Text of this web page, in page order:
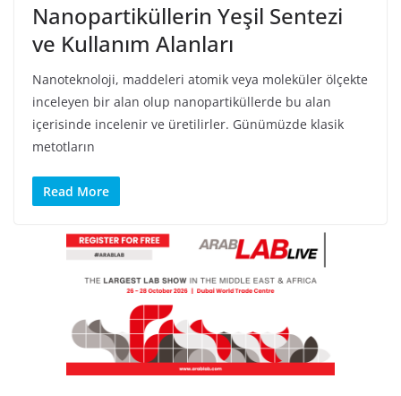
Nanopartiküllerin Yeşil Sentezi
ve Kullanım Alanları
Nanoteknoloji, maddeleri atomik veya moleküler ölçekte
inceleyen bir alan olup nanopartiküllerde bu alan
içerisinde incelenir ve üretilirler. Günümüzde klasik
metotların
Read More